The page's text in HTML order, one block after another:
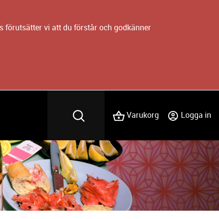
förutsätter vi att du förstår och godkänner
Varukorg Logga in